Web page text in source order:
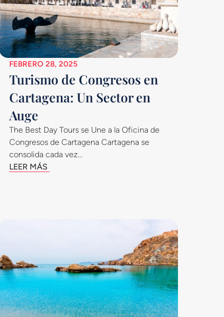
FEBRERO 28, 2025
Turismo de Congresos en
Cartagena: Un Sector en
Auge
The Best Day Tours se Une a la Oficina de
Congresos de Cartagena Cartagena se
consolida cada vez...
LEER MÁS